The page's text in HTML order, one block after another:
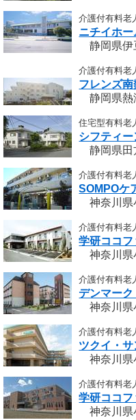
介護付有料老
ニチイホ
静岡県伊
介護付有料老
フレンズ南
静岡県熱
住宅型有料老
シフティ
静岡県田
介護付有料老
SOMPOケ
神奈川県
介護付有料老
学研ココ
神奈川県
介護付有料老
デンマー
神奈川県
介護付有料老
ツクイ・
神奈川県
介護付有料老
学研ココ
神奈川県